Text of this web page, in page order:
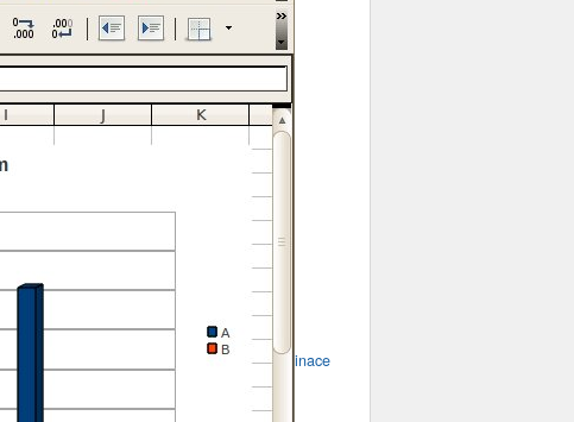
Forum OpenOffice.cz
Tabulátor
Meet a girl from your city tonight
Don't settle for virtual
vložení obrázku - VYŘEŠENO
Nahradit Vše nenahradí všechny kombinace